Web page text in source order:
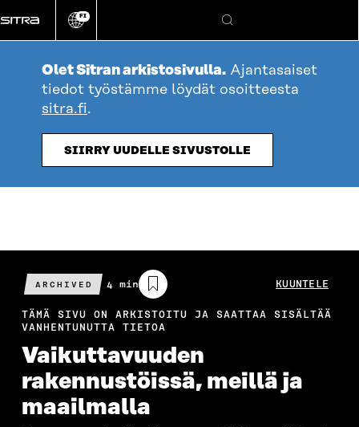
suoraan
sisältöön
Vaihda
kieli
FI
Hae
Olet Sitran arkistosivulla. Ajantasaiset
tiedot työstämme löydät osoitteesta
sitra.fi.
SIIRRY UUDELLE SIVUSTOLLE
ARCHIVED
Arvioitu
lukuaika
4 min KUUNTELE
TÄMÄ SIVU ON ARKISTOITU JA SAATTAA SISÄLTÄÄ
VANHENTUNUTTA TIETOA
Vaikuttavuuden
rakennustöissä, meillä ja
maailmalla